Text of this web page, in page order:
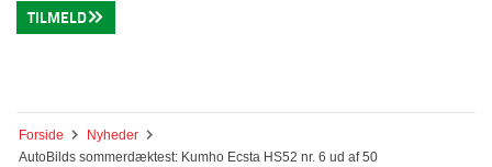
TILMELD
Forside
Nyheder
AutoBilds sommerdæktest: Kumho Ecsta HS52 nr. 6 ud af 50